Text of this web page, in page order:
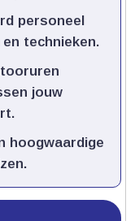
personeel
technieken.​
jouw
hoogwaardige